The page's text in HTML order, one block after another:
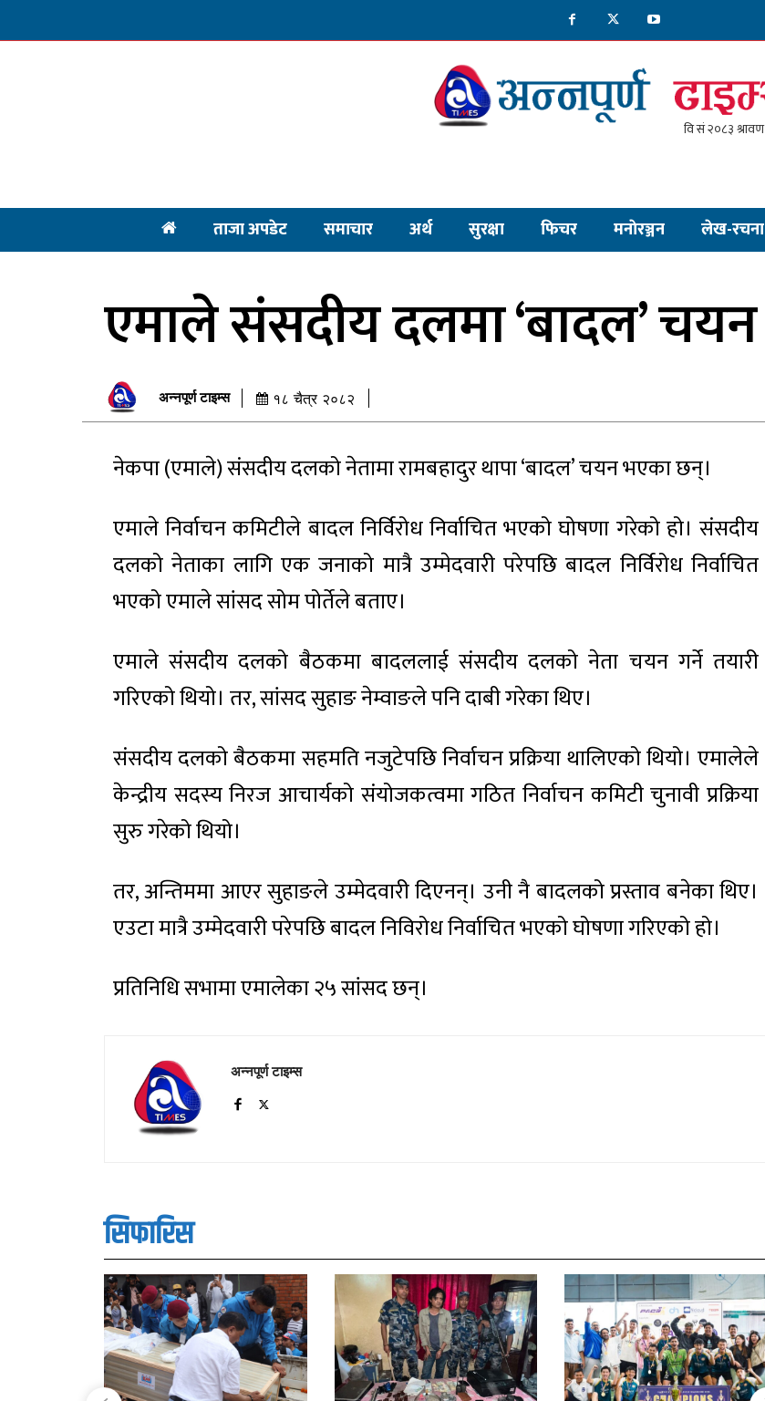
ताजा अपडेट समाचार अर्थ सुरक्षा फिचर मनाेरञ्जन लेख-रचना
एमाले संसदीय दलमा ‘बादल’ चयन
अन्नपूर्ण टाइम्स १८ चैत्र २०८२
नेकपा (एमाले) संसदीय दलको नेतामा रामबहादुर थापा ‘बादल’ चयन भएका छन्।
एमाले निर्वाचन कमिटीले बादल निर्विरोध निर्वाचित भएको घोषणा गरेको हो। संसदीय
दलको नेताका लागि एक जनाको मात्रै उम्मेदवारी परेपछि बादल निर्विरोध निर्वाचित
भएको एमाले सांसद सोम पोर्तेले बताए।
एमाले संसदीय दलको बैठकमा बादललाई संसदीय दलको नेता चयन गर्ने तयारी
गरिएको थियो। तर, सांसद सुहाङ नेम्वाङले पनि दाबी गरेका थिए।
संसदीय दलको बैठकमा सहमति नजुटेपछि निर्वाचन प्रक्रिया थालिएको थियो। एमालेले
केन्द्रीय सदस्य निरज आचार्यको संयोजकत्वमा गठित निर्वाचन कमिटी चुनावी प्रक्रिया
सुरु गरेको थियो।
तर, अन्तिममा आएर सुहाङले उम्मेदवारी दिएनन्। उनी नै बादलको प्रस्ताव बनेका थिए।
एउटा मात्रै उम्मेदवारी परेपछि बादल निविरोध निर्वाचित भएको घोषणा गरिएको हो।
प्रतिनिधि सभामा एमालेका २५ सांसद छन्।
अन्नपूर्ण टाइम्स
सिफारिस